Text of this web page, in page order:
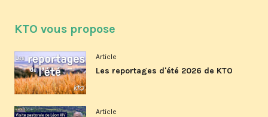
KTO vous propose
Article
Les reportages d'été 2026 de KTO
Article